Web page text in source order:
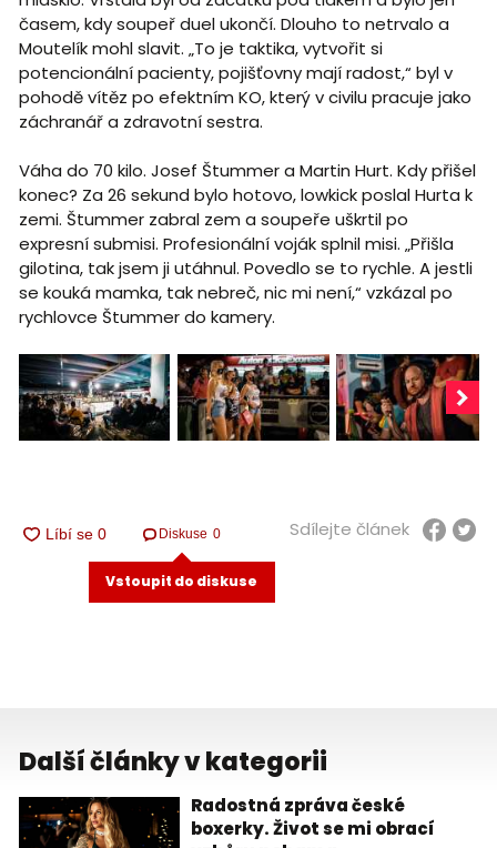
časem, kdy soupeř duel ukončí. Dlouho to netrvalo a
Moutelík mohl slavit. „To je taktika, vytvořit si
potencionální pacienty, pojišťovny mají radost,“ byl v
pohodě vítěz po efektním KO, který v civilu pracuje jako
záchranář a zdravotní sestra.
Váha do 70 kilo. Josef Štummer a Martin Hurt. Kdy přišel
konec? Za 26 sekund bylo hotovo, lowkick poslal Hurta k
zemi. Štummer zabral zem a soupeře uškrtil po
expresní submisi. Profesionální voják splnil misi. „Přišla
gilotina, tak jsem ji utáhnul. Povedlo se to rychle. A jestli
se kouká mamka, tak nebreč, nic mi není,“ vzkázal po
rychlovce Štummer do kamery.
Diskuse 0
Vstoupit do diskuse
Sdílejte článek
Další články v kategorii
Radostná zpráva české
boxerky. Život se mi obrací